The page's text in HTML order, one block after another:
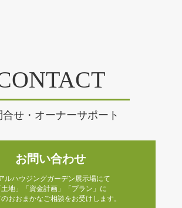
合せ・オーナーサポート
お問い合わせ
ルハウジングガーデン展示場にて
土地」「資金計画」「プラン」に
おおまかなご相談をお受けします。